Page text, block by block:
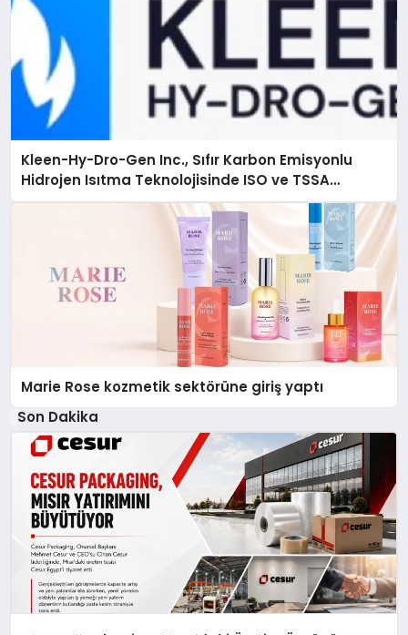
Kleen-Hy-Dro-Gen Inc., Sıfır Karbon Emisyonlu
Hidrojen Isıtma Teknolojisinde ISO ve TSSA
Düzenleyici Onaylarını Aldı
Marie Rose kozmetik sektörüne giriş yaptı
Son Dakika